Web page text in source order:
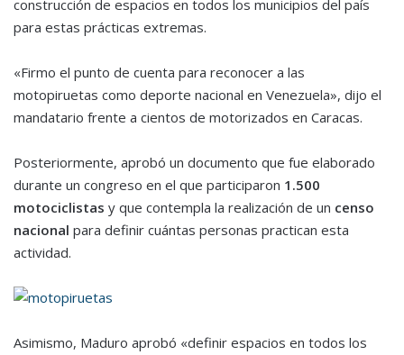
construcción de espacios en todos los municipios del país
para estas prácticas extremas.
«Firmo el punto de cuenta para reconocer a las
motopiruetas como deporte nacional en Venezuela», dijo el
mandatario frente a cientos de motorizados en Caracas.
Posteriormente, aprobó un documento que fue elaborado
durante un congreso en el que participaron 1.500
motociclistas y que contempla la realización de un censo
nacional para definir cuántas personas practican esta
actividad.
Asimismo, Maduro aprobó «definir espacios en todos los